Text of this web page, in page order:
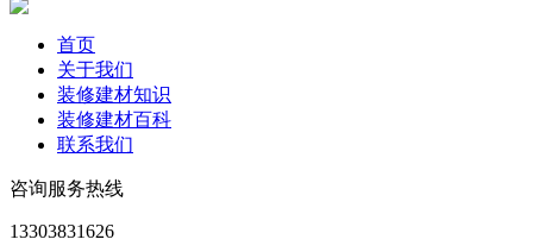
首页
关于我们
装修建材知识
装修建材百科
联系我们
咨询服务热线
13303831626